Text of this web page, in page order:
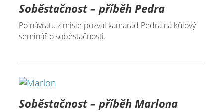
Soběstačnost – příběh Pedra
Po návratu z misie pozval kamarád Pedra na kůlový
seminář o soběstačnosti.
Soběstačnost – příběh Marlona